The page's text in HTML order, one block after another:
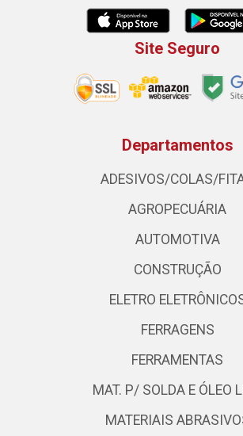
Site Seguro
Departamentos
ADESIVOS/COLAS/
AGROPECUÁRIA
AUTOMOTIVA
CONSTRUÇÃO
ELETRO
FERRAGENS
FERRAMENTAS
MAT. P/ SOLDA E ÓLEO
MATERIAIS